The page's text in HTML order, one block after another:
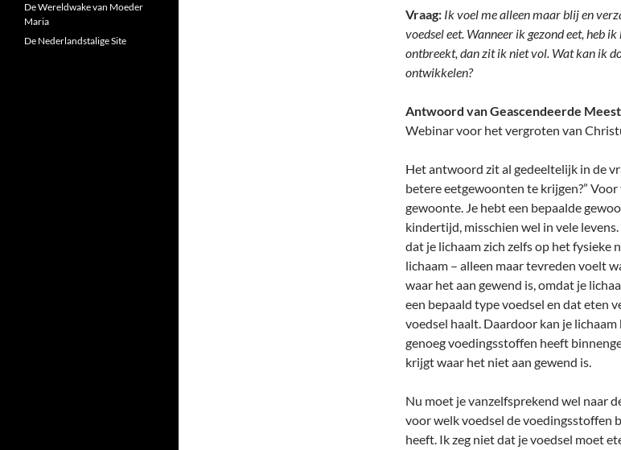
Vraag: Ik voel me alleen maar blij en
voedsel eet. Wanneer ik gezond eet, heb
ontbreekt, dan zit ik niet vol. Wat kan ik
ontwikkelen?
Antwoord van Geascendeerde
Webinar voor het vergroten van
Het antwoord zit al gedeeltelijk in de
betere eetgewoonten te krijgen?” Voor
gewoonte. Je hebt een bepaalde
kindertijd, misschien wel in vele
dat je lichaam zich zelfs op het fysieke
lichaam – alleen maar tevreden voelt
waar het aan gewend is, omdat je
een bepaald type voedsel en dat eten
voedsel haalt. Daardoor kan je
genoeg voedingsstoffen heeft
krijgt waar het niet aan gewend is.
Nu moet je vanzelfsprekend wel naar
voor welk voedsel de voedingsstoffen
heeft. Ik zeg niet dat je voedsel moet
De Wereldwake van Moeder
Maria
De Nederlandstalige Site